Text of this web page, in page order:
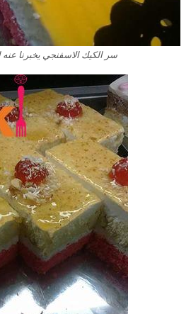
سر الكيك الاسفنجي يخبرنا